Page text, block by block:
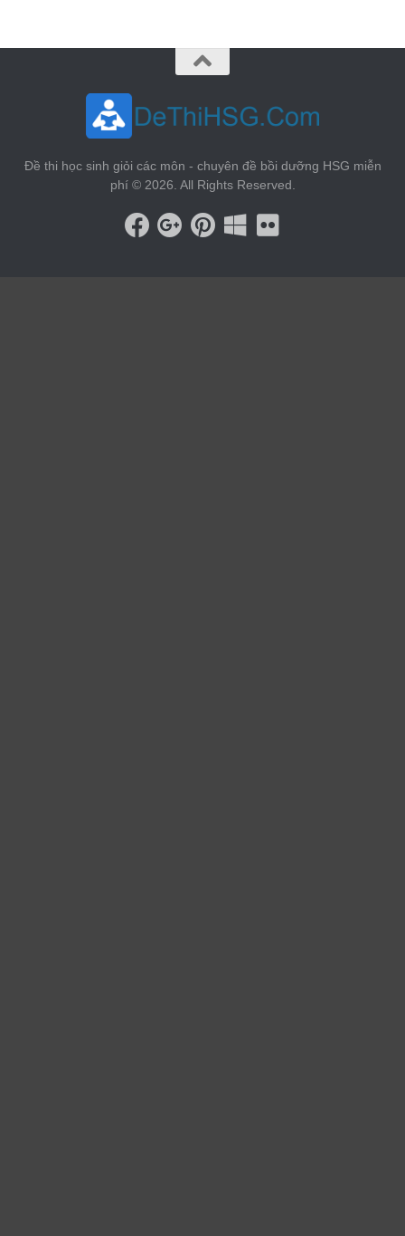
Đề thi học sinh giỏi các môn - chuyên đề bồi dưỡng HSG miễn
phí © 2026. All Rights Reserved.